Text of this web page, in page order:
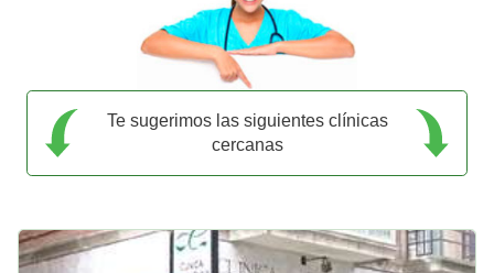
Te sugerimos las siguientes clínicas
cercanas